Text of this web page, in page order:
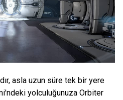
asla uzun süre tek bir yere
yolculuğunuza Orbiter